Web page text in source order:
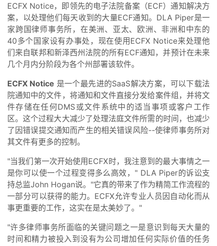
ECFX Notice，即领先的电子法院备案（ECF）通知解决方
案，以处理他们每天收到的大量ECF通知。DLA Piper是一
家跨国律师事务所，在美洲、亚太、欧洲、非洲和中东的
40多个国家设有办事处，现在使用ECFX Notice来处理他
们来自联邦和新泽西州法院的所有ECF通知，并预计在未来
几个月内分阶段为各个州部署该软件。
ECFX Notice 是一个最先进的SaaS解决方案，可以下载法
院通知中的文件，将通知和文件直接分发给案件组，并将文
件存储在任何DMS或文件系统中的适当事项或客户工作
区。这个过程大大减少了处理法庭文件所需的时间，也减少
了因错误提交通知而产生的相关错误风险--使律师事务所对
其文件有更多的控制。
"当我们第一次开始使用ECFX时，我注意到的最大事情之一
是你可以使一个过程变得多么高效，" DLA Piper的诉讼支
持总监John Hogan说。"它真的带来了作为精简工作流程的
一部分可以获得的能力。ECFX允许专业人员因自动化而从
事更重要的工作，这实在是太美妙了。"
"许多律师事务所面临的关键问题之一是意识到每天大量的
时间和精力被投入到没有为公司增加任何实际价值的任务